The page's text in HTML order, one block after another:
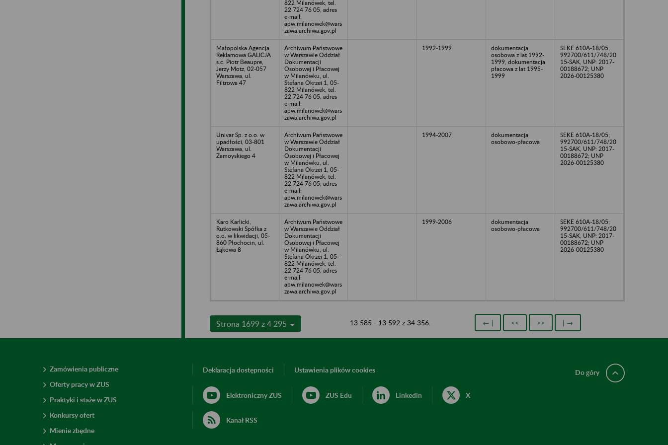
822 Milanówek, tel.
22 724 76 05, adres
e-mail:
apw.milanowek@wars
zawa.archiwa.gov.pl
Małopolska Agencja
Reklamowa GALICJA
s.c. Piotr Beaupre,
Jerzy Motz, 02-057
Warszawa, ul.
Filtrowa 47
Archiwum Państwowe
w Warszawie Oddział
Dokumentacji
Osobowej i Płacowej
w Milanówku, ul.
Stefana Okrzei 1, 05-
822 Milanówek, tel.
22 724 76 05, adres
e-mail:
apw.milanowek@wars
zawa.archiwa.gov.pl
1992-1999
dokumentacja
osobowa z lat 1992-
1999, dokumentacja
płacowa z lat 1995-
1999
SEKE 610A-18/05;
992700/611/748/20
15-SAK, UNP: 2017-
00188672; UNP
2026-00125380
Univar Sp. z o.o. w
upadłości, 03-801
Warszawa, ul.
Zamoyskiego 4
Archiwum Państwowe
w Warszawie Oddział
Dokumentacji
Osobowej i Płacowej
w Milanówku, ul.
Stefana Okrzei 1, 05-
822 Milanówek, tel.
22 724 76 05, adres
e-mail:
apw.milanowek@wars
zawa.archiwa.gov.pl
1994-2007
dokumentacja
osobowo-płacowa
SEKE 610A-18/05;
992700/611/748/20
15-SAK, UNP: 2017-
00188672; UNP
2026-00125380
Karo Karlicki,
Rutkowski Spółka z
o.o. w likwidacji, 05-
860 Płochocin, ul.
Łąkowa 8
Archiwum Państwowe
w Warszawie Oddział
Dokumentacji
Osobowej i Płacowej
w Milanówku, ul.
Stefana Okrzei 1, 05-
822 Milanówek, tel.
22 724 76 05, adres
e-mail:
apw.milanowek@wars
zawa.archiwa.gov.pl
1999-2006
dokumentacja
osobowo-płacowa
SEKE 610A-18/05;
992700/611/748/20
15-SAK, UNP: 2017-
00188672; UNP
2026-00125380
Strona 1699 z 4 295 13 585 - 13 592 z 34 356. ← | << >> | →
Zamówienia publiczne
Oferty pracy w ZUS
Praktyki i staże w ZUS
Konkursy ofert
Mienie zbędne
Deklaracja dostępności Ustawienia plików cookies
Elektroniczny ZUS ZUS Edu Linkedin X
Kanał RSS
Do góry